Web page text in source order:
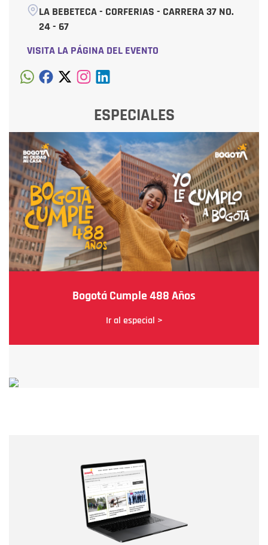
LA BEBETECA - CORFERIAS - CARRERA 37 NO.
24 - 67
VISITA LA PÁGINA DEL EVENTO
ESPECIALES
Bogotá Cumple 488 Años
Ir al especial >
Correo electrónico
Tipo de comentario